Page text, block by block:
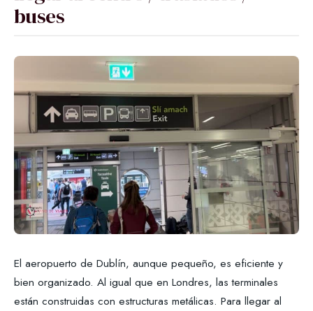
buses
El aeropuerto de Dublín, aunque pequeño, es eficiente y
bien organizado. Al igual que en Londres, las terminales
están construidas con estructuras metálicas. Para llegar al